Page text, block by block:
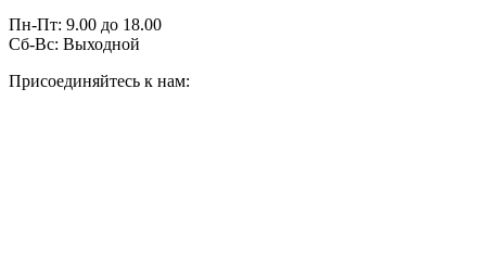
Пн-Пт: 9.00 до 18.00
Сб-Вс: Выходной
Присоединяйтесь к нам: